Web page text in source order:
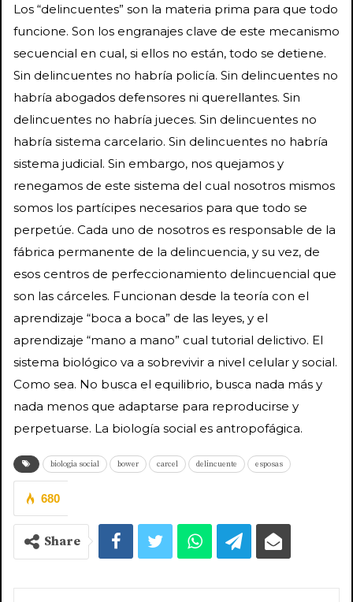
Los “delincuentes” son la materia prima para que todo
funcione. Son los engranajes clave de este mecanismo
secuencial en cual, si ellos no están, todo se detiene.
Sin delincuentes no habría policía. Sin delincuentes no
habría abogados defensores ni querellantes. Sin
delincuentes no habría jueces. Sin delincuentes no
habría sistema carcelario. Sin delincuentes no habría
sistema judicial. Sin embargo, nos quejamos y
renegamos de este sistema del cual nosotros mismos
somos los partícipes necesarios para que todo se
perpetúe. Cada uno de nosotros es responsable de la
fábrica permanente de la delincuencia, y su vez, de
esos centros de perfeccionamiento delincuencial que
son las cárceles. Funcionan desde la teoría con el
aprendizaje “boca a boca” de las leyes, y el
aprendizaje “mano a mano” cual tutorial delictivo. El
sistema biológico va a sobrevivir a nivel celular y social.
Como sea. No busca el equilibrio, busca nada más y
nada menos que adaptarse para reproducirse y
perpetuarse. La biología social es antropofágica.
biologia social bower carcel delincuente esposas
680
Share